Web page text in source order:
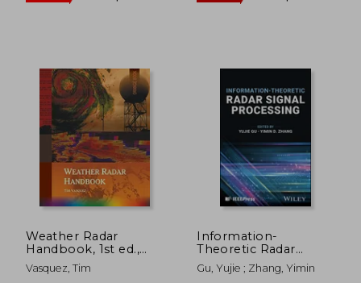
45%
Weather Radar
Handbook, 1st ed.,
COLOR (en Inglés)
Vasquez, Tim
Information-
Theoretic Radar
Signal Processing (en
Inglés)
Gu, Yujie ; Zhang, Yimin